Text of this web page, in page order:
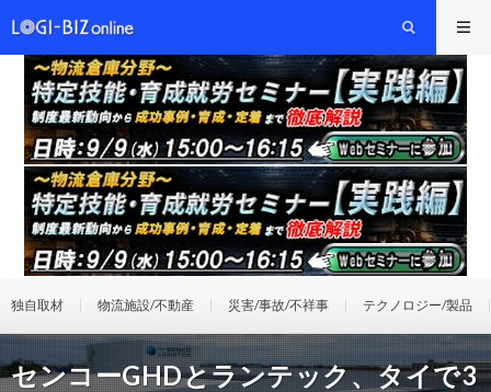
独自取材 物流施設/不動産 災害/事故/不祥事 テクノロジー/製品
センコーGHDとランテック、タイで3